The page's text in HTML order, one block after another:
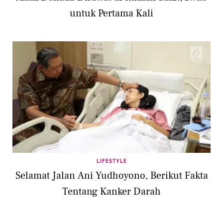
untuk Pertama Kali
LIFESTYLE
Selamat Jalan Ani Yudhoyono, Berikut Fakta
Tentang Kanker Darah